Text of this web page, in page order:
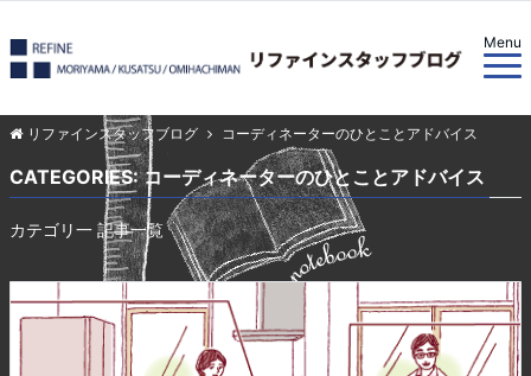
Menu
リファインスタッフブログ コーディネーターのひとことアドバイス
CATEGORIES: コーディネーターのひとことアドバイス
カテゴリ一 記事一覧